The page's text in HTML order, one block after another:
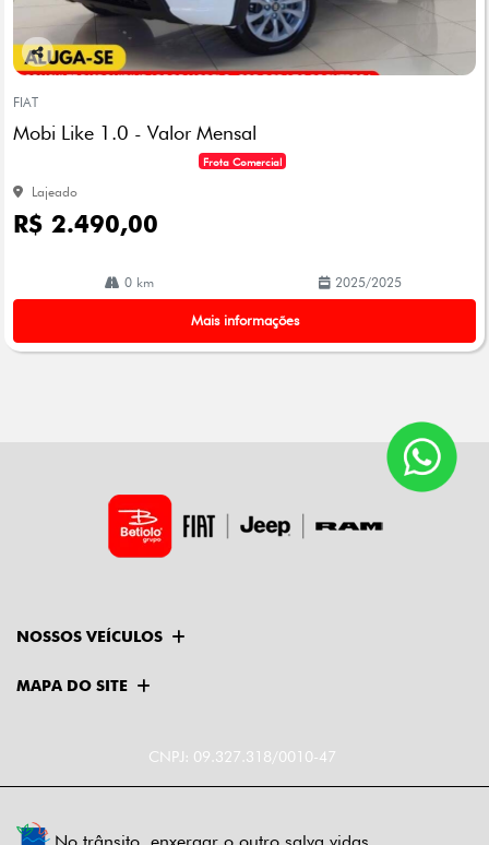
Co
arti
lhe
FIAT
Mobi Like 1.0 - Valor Mensal
Frota Comercial
Lajeado
R$ 2.490,00
0 km 2025/2025
Mais informações
NOSSOS VEÍCULOS
MAPA DO SITE
CNPJ: 09.327.318/0010-47
No trânsito, enxergar o outro salva vidas.